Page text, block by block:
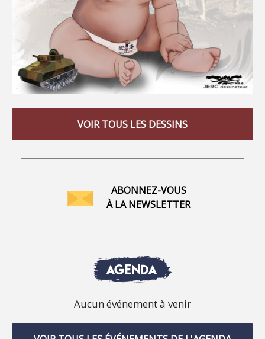
VOIR TOUS LES DESSINS
ABONNEZ-VOUS
À LA NEWSLETTER
AGENDA
Aucun événement à venir